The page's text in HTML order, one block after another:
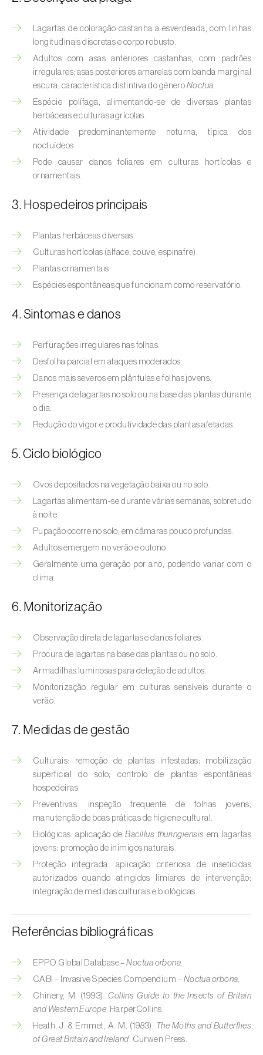
(Hyalopterus pruni )
Afídeo-lanígero-das-macieiras (Eriosoma
lanigerum)
Afídeo-negro-do-feijão (Aphis fabae)
Afídeo-negro-do-pessegueiro
Brachycaudus persicae)
Afídeo-verde (Myzus persicae)
Afídeo-verde-da-ameixeira ( Brachycaudus
helichrysi)
Afídeo-verde-da-amendoeira
Afídeo-verde-dos-citrinos (
spiraecola)
Afídeos
Aranhiço-vermelho (Tetranychus urticae
Besouro‑verde‑das‑tílias ( Lytta vesicatoria
Bichado-da-ameixeira (
funebrana)
Bichado-da-castanha-do-cedo (
Bichado-da-castanha-do-tarde (
splendana)
Bichado-da-castanha-intermédio (Cydia
fagiglandana)
Bichado-da-fruta ( Cydia pomonella
brassicae)
Borboleta-branca-pequena-da-couve
(
Pieris rapae)
Broca-africana-do-caule-do-milho
Busseola fusca)
fornicatior, E. perbrevis e E. kuroshio
Broca-do-colmo-da-cana-de-açúcar
Diatraea saccharalis)
Broca-do-milho ( Sesamia nonagrioides
Broca-dos-ramos-do-pessegueiro (Anarsia
lineatella)
Broca-listrada-do-caule-do-arroz (Chilo
suppressalis )
Cigarrinha-espumadora (Philaenus
spumarius)
Cigarrinhas (Jacobiasca lybica, Scaphoideus
Lagartas de coloração castanha a esverdeada, com linhas
longitudinais discretas e corpo robusto.
Adultos com asas anteriores castanhas, com padrões
irregulares; asas posteriores amarelas com banda marginal
escura, característica distintiva do género Noctua.
Espécie polífaga, alimentando‑se de diversas plantas
herbáceas e culturas agrícolas.
Atividade predominantemente noturna, típica dos
noctuídeos.
Pode causar danos foliares em culturas hortícolas e
ornamentais.
3. Hospedeiros principais
Plantas herbáceas diversas.
Culturas hortícolas (alface, couve, espinafre).
Plantas ornamentais.
Espécies espontâneas que funcionam como reservatório.
4. Sintomas e danos
Perfurações irregulares nas folhas.
Desfolha parcial em ataques moderados.
Danos mais severos em plântulas e folhas jovens.
Presença de lagartas no solo ou na base das plantas durante
o dia.
Redução do vigor e produtividade das plantas afetadas.
5. Ciclo biológico
Ovos depositados na vegetação baixa ou no solo.
Lagartas alimentam‑se durante várias semanas, sobretudo
à noite.
Pupação ocorre no solo, em câmaras pouco profundas.
Adultos emergem no verão e outono.
Geralmente uma geração por ano, podendo variar com o
clima.
6. Monitorização
Observação direta de lagartas e danos foliares.
Procura de lagartas na base das plantas ou no solo.
Armadilhas luminosas para deteção de adultos.
Monitorização regular em culturas sensíveis durante o
verão.
7. Medidas de gestão
Culturais: remoção de plantas infestadas; mobilização
superficial do solo; controlo de plantas espontâneas
hospedeiras.
Preventivas: inspeção frequente de folhas jovens;
manutenção de boas práticas de higiene cultural.
Biológicas: aplicação deBacillus thuringiensis em lagartas
jovens; promoção de inimigos naturais.
Proteção integrada: aplicação criteriosa de inseticidas
autorizados quando atingidos limiares de intervenção;
integração de medidas culturais e biológicas.
Referências bibliográficas
EPPO Global Database –Noctua orbona.
CABI – Invasive Species Compendium – Noctua orbona.
Chinery, M. (1993).Collins Guide to the Insects of Britain
and Western Europe . HarperCollins.
Heath, J. & Emmet, A. M. (1983).
The Moths and Butterflies
of Great Britain and Ireland . Curwen Press.